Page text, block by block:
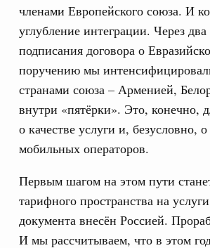
членами Европейского союза. И
углубление интеграции. Через
подписания договора о
поручению мы
странами союза – Арменией,
внутри «пятёрки». Это, конечно,
о качестве услуги и, безусловно,
мобильных операторов.
Первым шагом на этом пути
тарифного пространства на
документа внесён Россией.
И мы рассчитываем, что в этом
возглавил штаб по
31 июля, пятница
поддержка отдельных
направит регионам
мер социальной
категориям граждан
июля 2026 года №2032-р
субъектов Федерации.